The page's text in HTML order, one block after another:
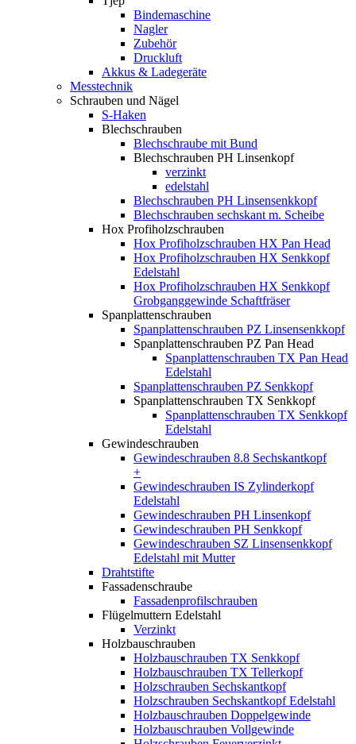
Bindemaschine
Nagler
Zubehör
Druckluft
Akkus & Ladegeräte
Messtechnik
Schrauben und Nägel
S-Haken
Blechschrauben
Blechschraube mit Bund
Blechschrauben PH Linsenkopf
verzinkt
edelstahl
Blechschrauben PH Linsensenkkopf
Blechschrauben sechskant m. Scheibe
Hox Profiholzschrauben
Hox Profiholzschrauben HX Pan Head
Hox Profiholzschrauben HX Senkkopf
Edelstahl
Hox Profiholzschrauben HX Senkkopf
Grobganggewinde Schaftfräser
Spanplattenschrauben
Spanplattenschrauben PZ Linsensenkkopf
Spanplattenschrauben PZ Pan Head
Spanplattenschrauben TX Pan Head
Edelstahl
Spanplattenschrauben PZ Senkkopf
Spanplattenschrauben TX Senkkopf
Spanplattenschrauben TX Senkkopf
Edelstahl
Gewindeschrauben
Gewindeschrauben 8.8 Sechskantkopf
+
Gewindeschrauben IS Zylinderkopf
Edelstahl
Gewindeschrauben PH Linsenkopf
Gewindeschrauben PH Senkkopf
Gewindeschrauben SZ Linsensenkkopf
Edelstahl mit Mutter
Drahtstifte
Fassadenschraube
Fassadenprofilschrauben
Flügelmuttern Edelstahl
Verzinkt
Holzbauschrauben
Holzbauschrauben TX Senkkopf
Holzbauschrauben TX Tellerkopf
Holzschrauben Sechskantkopf
Holzschrauben Sechskantkopf Edelstahl
Holzbauschrauben Doppelgewinde
Holzbauschrauben Vollgewinde